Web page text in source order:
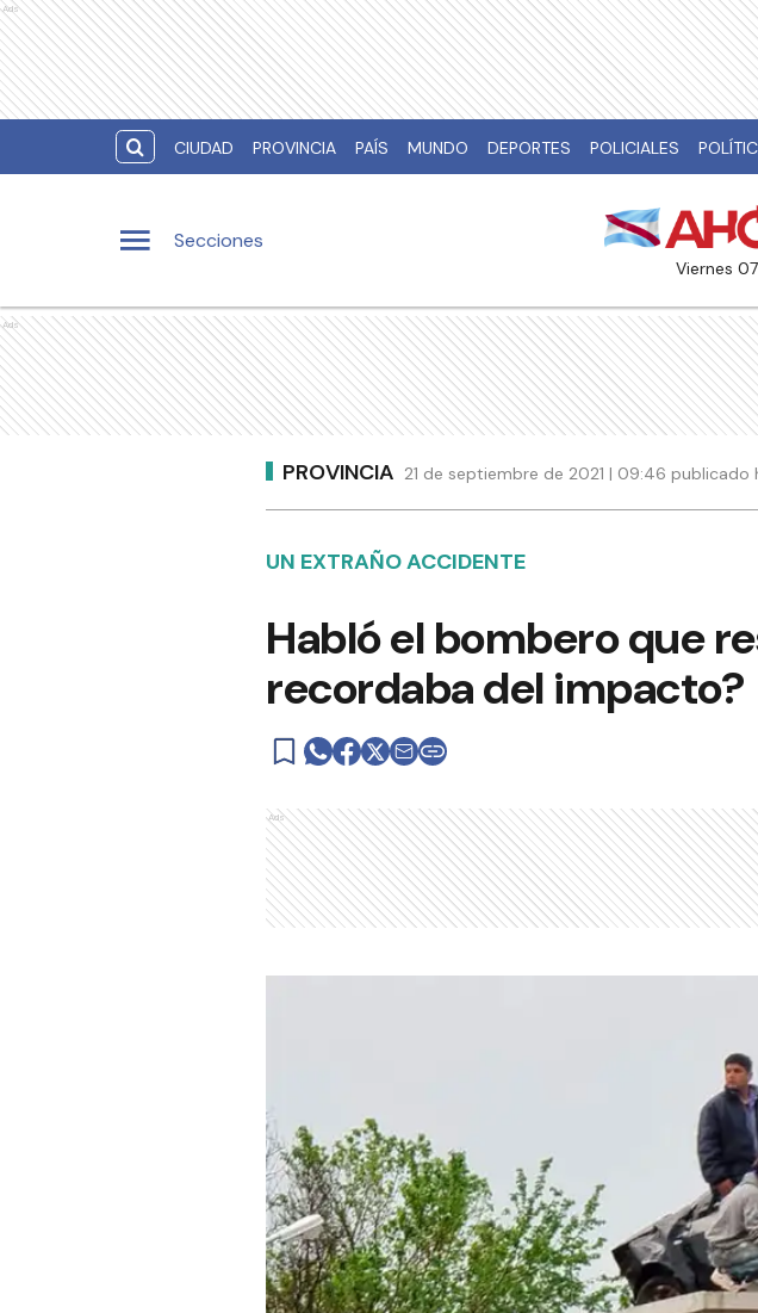
Ads
CIUDAD PROVINCIA PAÍS MUNDO DEPORTES POLICIALES
Secciones
viernes
Ads
PROVINCIA 21 de septiembre de 2021 | 09:46 publicado
UN EXTRAÑO ACCIDENTE
Habló el bombero que
recordaba del impacto?
Ads